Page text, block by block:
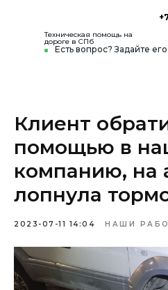
Есть вопрос? Задайте его:
Техническая помощь на
дороге в СПб
Клиент
помощью в
компанию, на
лопнула
2023-07-11 14:04 НАШИ